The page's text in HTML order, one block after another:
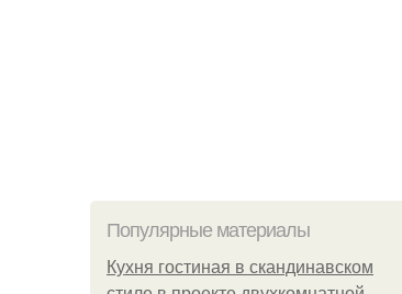
Популярные материалы
Кухня гостиная в скандинавском